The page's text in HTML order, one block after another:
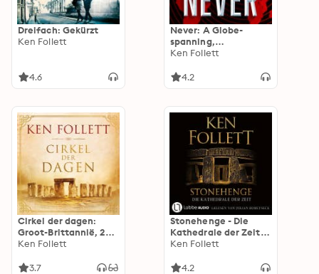
Dreifach: Gekürzt
Ken Follett
4.6
Never: A Globe-
spanning,
Contemporary Tour-
International
Ken Follett
4.2
Cirkel der dagen:
Groot-Brittannië, 25e
eeuw v.C. Op een
groots bouwwerk:
Ken Follett
3.7
Stonehenge - Die
Kathedrale der Zeit
(Gekürzt)
Ken Follett
4.2